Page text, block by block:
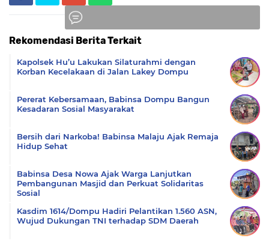
Rekomendasi Berita Terkait
Kapolsek Hu’u Lakukan Silaturahmi dengan
Korban Kecelakaan di Jalan Lakey Dompu
Pererat Kebersamaan, Babinsa Dompu Bangun
Kesadaran Sosial Masyarakat
Bersih dari Narkoba! Babinsa Malaju Ajak Remaja
Hidup Sehat
Babinsa Desa Nowa Ajak Warga Lanjutkan
Pembangunan Masjid dan Perkuat Solidaritas
Sosial
Kasdim 1614/Dompu Hadiri Pelantikan 1.560 ASN,
Wujud Dukungan TNI terhadap SDM Daerah